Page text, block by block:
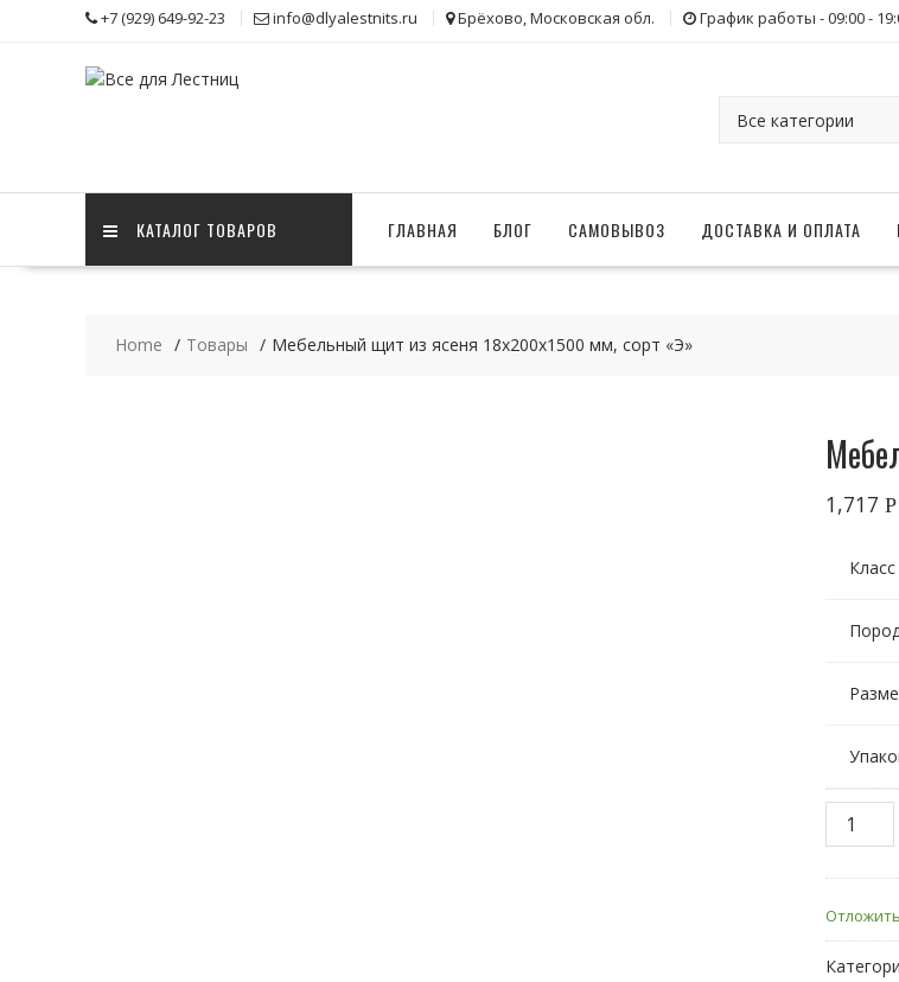
+7 (929) 649-92-23 info@dlyalestnits.ru Брёхово, Московская обл. График работы - 09:00 -
КАТАЛОГ ТОВАРОВ ГЛАВНАЯ БЛОГ САМОВЫВОЗ ДОСТАВКА И ОПЛАТА
Home Товары Мебельный щит из ясеня 18х200х1500 мм, сорт «Э»
1,717 Р
Класс
ясеня
мм,